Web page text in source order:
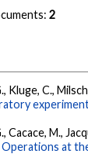
2
Kluge, C.,
Cacace, M.,
at